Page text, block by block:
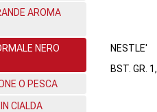
AROMA
NERO
O PESCA
CIALDA
NESTLE'
BST. GR.